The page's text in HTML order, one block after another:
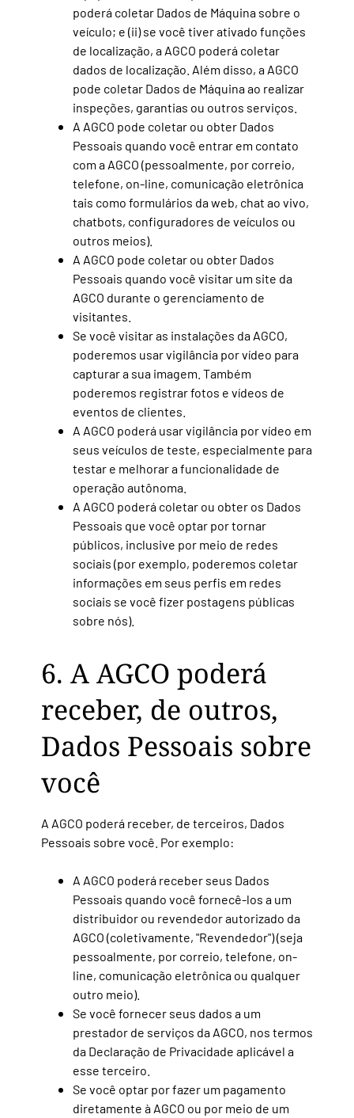
poderá coletar Dados de Máquina sobre o
veículo; e (ii) se você tiver ativado funções
de localização, a AGCO poderá coletar
dados de localização. Além disso, a AGCO
pode coletar Dados de Máquina ao realizar
inspeções, garantias ou outros serviços.
A AGCO pode coletar ou obter Dados
Pessoais quando você entrar em contato
com a AGCO (pessoalmente, por correio,
telefone, on-line, comunicação eletrônica
tais como formulários da web, chat ao vivo,
chatbots, configuradores de veículos ou
outros meios).
A AGCO pode coletar ou obter Dados
Pessoais quando você visitar um site da
AGCO durante o gerenciamento de
visitantes.
Se você visitar as instalações da AGCO,
poderemos usar vigilância por vídeo para
capturar a sua imagem. Também
poderemos registrar fotos e vídeos de
eventos de clientes.
A AGCO poderá usar vigilância por vídeo em
seus veículos de teste, especialmente para
testar e melhorar a funcionalidade de
operação autônoma.
A AGCO poderá coletar ou obter os Dados
Pessoais que você optar por tornar
públicos, inclusive por meio de redes
sociais (por exemplo, poderemos coletar
informações em seus perfis em redes
sociais se você fizer postagens públicas
sobre nós).
6. A AGCO poderá
receber, de outros,
Dados Pessoais sobre
você
A AGCO poderá receber, de terceiros, Dados
Pessoais sobre você. Por exemplo:
A AGCO poderá receber seus Dados
Pessoais quando você fornecê-los a um
distribuidor ou revendedor autorizado da
AGCO (coletivamente, "Revendedor") (seja
pessoalmente, por correio, telefone, on-
line, comunicação eletrônica ou qualquer
outro meio).
Se você fornecer seus dados a um
prestador de serviços da AGCO, nos termos
da Declaração de Privacidade aplicável a
esse terceiro.
Se você optar por fazer um pagamento
diretamente à AGCO ou por meio de um